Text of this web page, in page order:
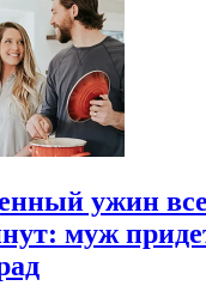
ужин
муж